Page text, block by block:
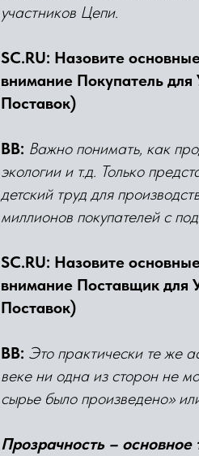
участников Цепи.
SC.RU: Назовите
внимание Покупатель
Поставок)
ВВ: Важно понимать, как
экологии и т.д. Только
детский труд для
миллионов покупателей с
SC.RU: Назовите
внимание Поставщик для
Поставок)
ВВ: Это практически те же
веке ни одна из сторон не
сырье было произведено»
Прозрачность – основное